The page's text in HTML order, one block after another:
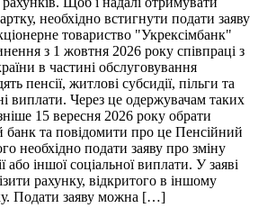
необхідно встигнути подати заяву
товариство "Укрексімбанк"
з 1 жовтня 2026 року співпраці з
в частині обслуговування
пенсії, житлові субсидії, пільги та
виплати. Через це одержувачам таких
15 вересня 2026 року обрати
та повідомити про це Пенсійний
необхідно подати заяву про зміну
або іншої соціальної виплати. У заяві
рахунку, відкритого в іншому
Подати заяву можна […]